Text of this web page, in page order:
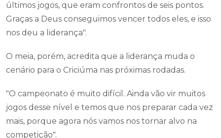
últimos jogos, que eram confrontos de seis pontos.
Graças a Deus conseguimos vencer todos eles, e isso
nos deu a liderança".
O meia, porém, acredita que a liderança muda o
cenário para o Criciúma nas próximas rodadas.
"O campeonato é muito difícil. Ainda vão vir muitos
jogos desse nível e temos que nos preparar cada vez
mais, porque agora nós vamos nos tornar alvo na
competição".